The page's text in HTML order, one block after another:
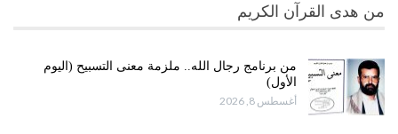
من هدى القرآن الكريم
من برنامج رجال الله.. ملزمة معنى التسبيح (اليوم
الأول)
أغسطس 8, 2026